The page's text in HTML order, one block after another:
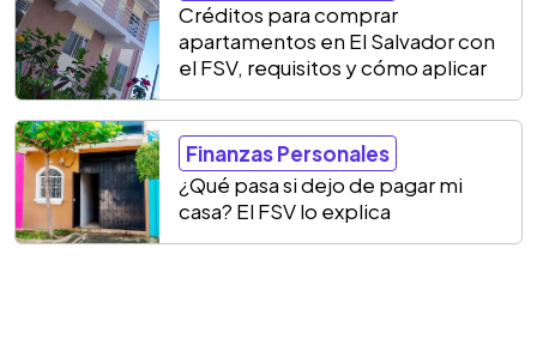
Créditos para comprar
apartamentos en El Salvador con
el FSV, requisitos y cómo aplicar
Finanzas Personales
¿Qué pasa si dejo de pagar mi
casa? El FSV lo explica